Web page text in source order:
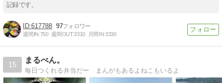
記録です。
617788 97
週間IN:750 週間OUT:3310 月間IN:3330
15
まるべん。
毎日つくれる弁当だー まんがもあるよねこもいるよ